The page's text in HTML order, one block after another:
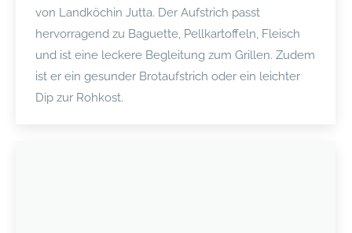
von Landköchin Jutta. Der Aufstrich passt
hervorragend zu Baguette, Pellkartoffeln, Fleisch
und ist eine leckere Begleitung zum Grillen. Zudem
ist er ein gesunder Brotaufstrich oder ein leichter
Dip zur Rohkost.